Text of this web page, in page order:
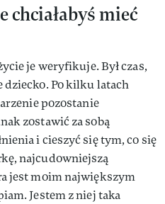
chciałabyś mieć
je weryfikuje. Był czas,
Po kilku latach
pozostanie
zostawić za sobą
i cieszyć się tym, co się
najcudowniejszą
jest moim największym
Jestem z niej taka